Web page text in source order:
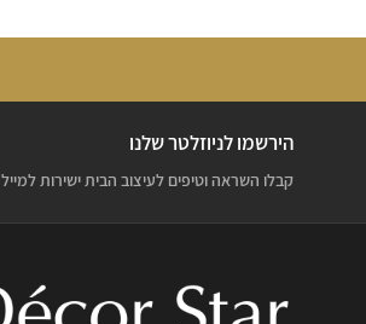
הירשמו לניוזלטר שלנו
קבלו השראה וטיפים לעיצוב הבית ישירות למייל